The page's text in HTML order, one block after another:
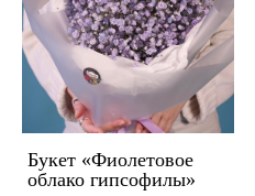
Букет «Фиолетовое
облако гипсофилы»